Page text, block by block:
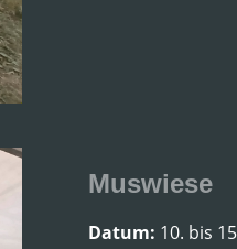
Muswiese
Datum: 10. bis